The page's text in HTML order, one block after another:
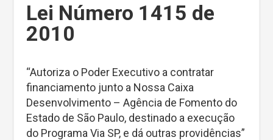
Lei Número 1415 de
2010
“Autoriza o Poder Executivo a contratar
financiamento junto a Nossa Caixa
Desenvolvimento – Agência de Fomento do
Estado de São Paulo, destinado a execução
do Programa Via SP, e dá outras providências”